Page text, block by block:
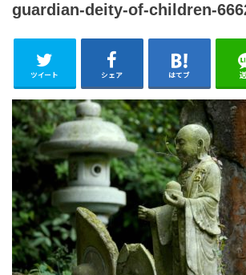
guardian-deity-of-children-
ツイート シェア はてブ